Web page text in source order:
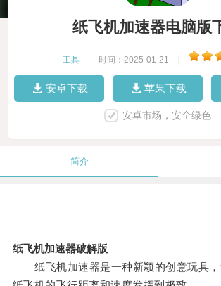
纸飞机加速器电脑版
工具 时间：2025-01-21
安卓下载 苹果下载
安卓市场，安全绿色
简介
纸飞机加速器破解版
纸飞机加速器是一种新颖的创意玩具，